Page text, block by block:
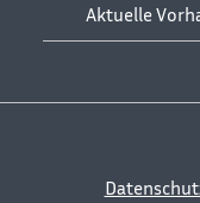
Aktuelle